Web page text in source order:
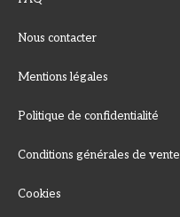
Nous contacter
Mentions légales
Politique de confidentialité
Conditions générales de vente
Cookies